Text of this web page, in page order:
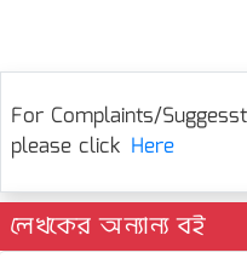
For Complaints/
please click Here
লেখকের অন্যান্য বই